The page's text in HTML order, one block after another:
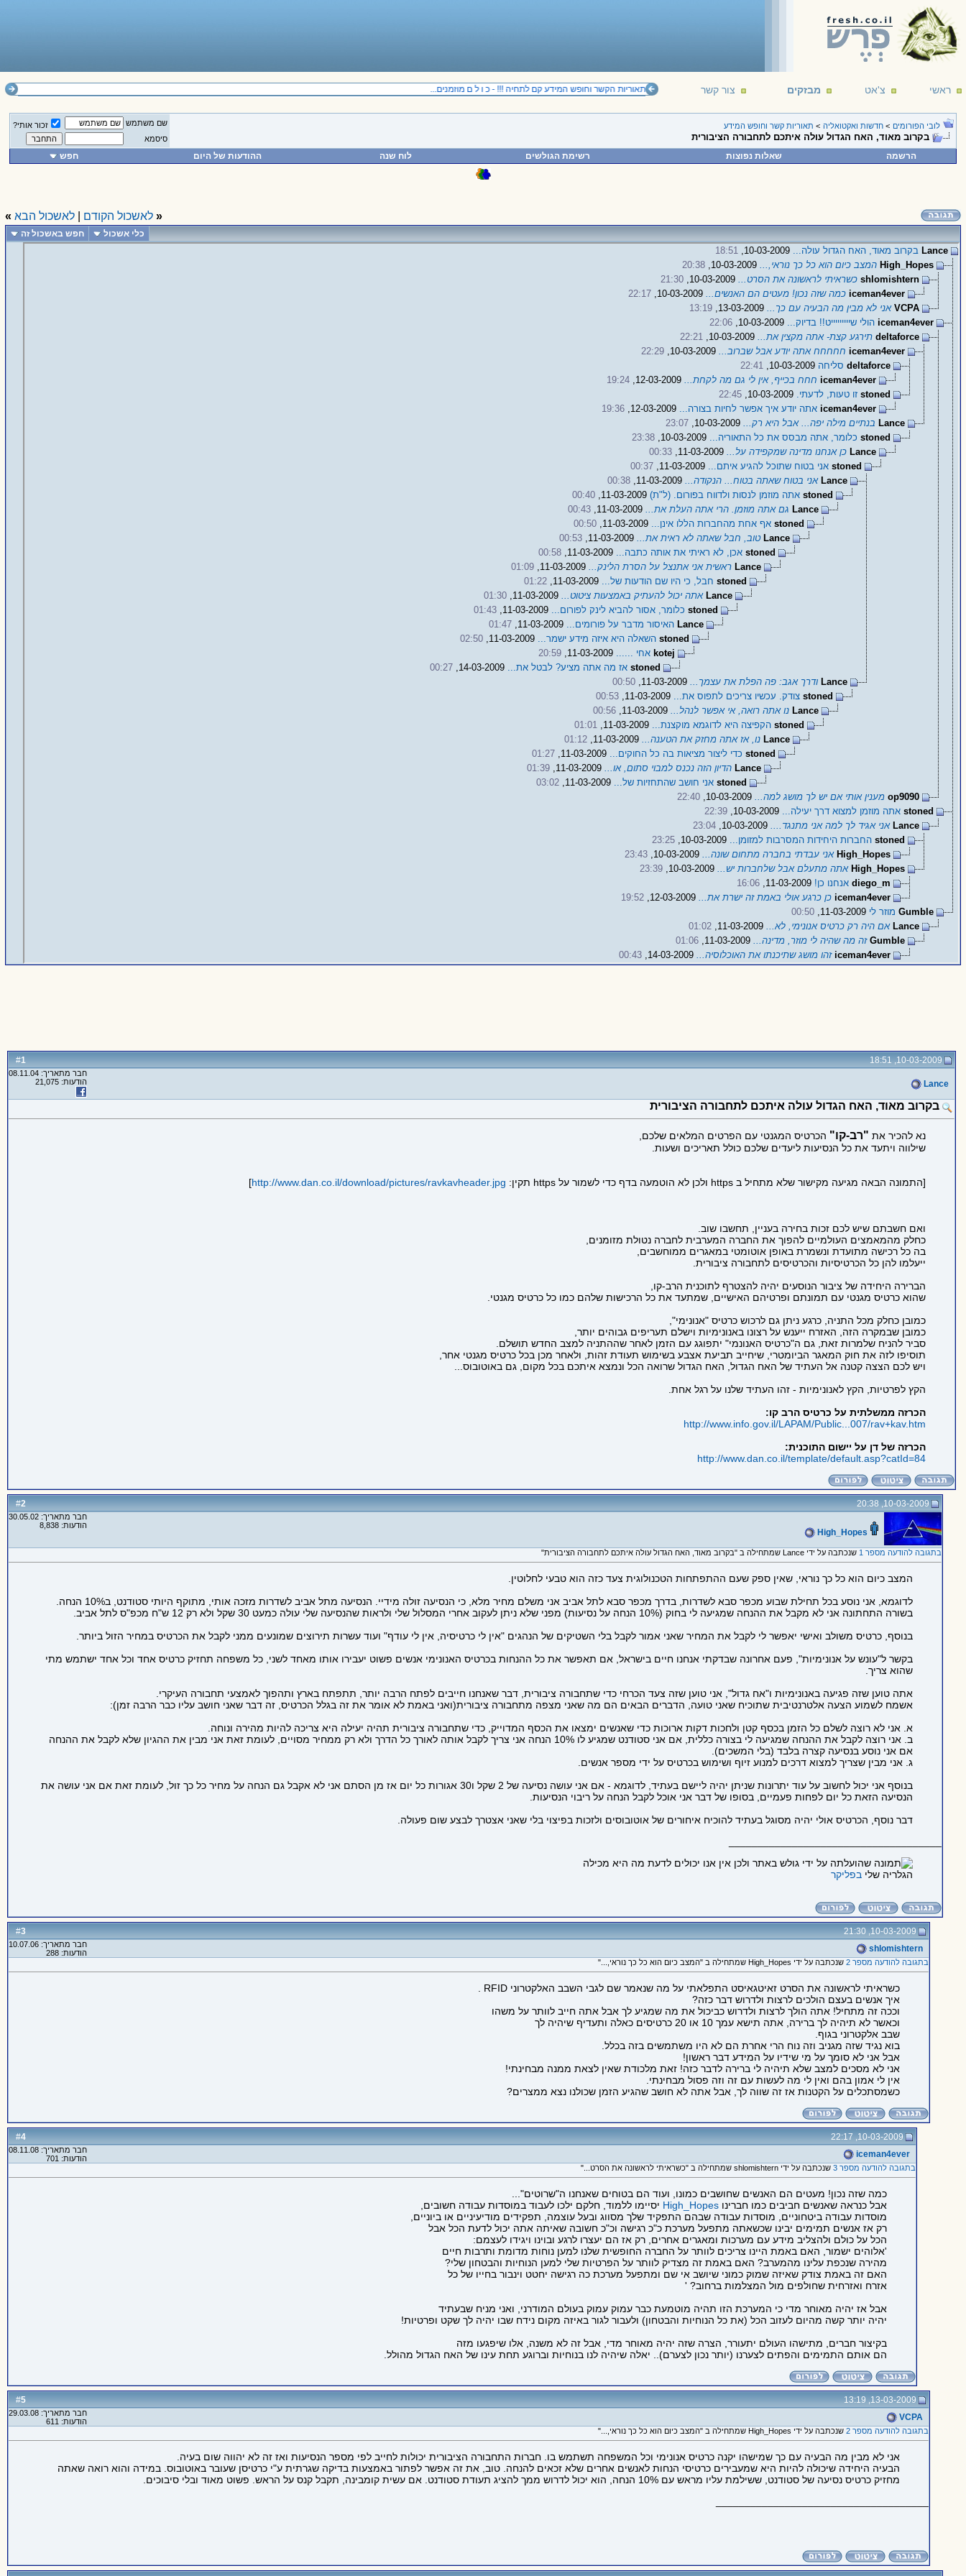
ראשי צ'אט מבזקים צור קשר פורום תאוריות הקשר וחופש המידע קם לתחיה !!! - כ ו ל ם מוזמנים...
לובי הפורומים > חדשות ואקטואליה > תאוריות קשר וחופש המידע
בקרוב מאוד, האח הגדול עולה איתכם לתחבורה הציבורית
שם משתמש
זכור אותי?
סיסמא
הרשמה שאלות נפוצות רשימת הגולשים לוח שנה ההודעות של היום חפש
« לאשכול הקודם לאשכול הבא »
כלי אשכול חפש באשכול זה
Lance בקרוב מאוד, האח הגדול עולה...
18:51
High_Hopes המצב כיום הוא כל כך נוראי,...10-03-2009,
20:38
shlomishtern כשראיתי לראשונה את הסרט...10-03-2009,
21:30
iceman4ever כמה שזה נכון! מעטים הם האנשים...10-03-2009,
22:17
VCPA אני לא מבין מה הבעיה עם כך...13-03-2009,
13:19
iceman4ever הולי שיייייייייט!! בדיוק...
22:06
deltaforce תירגע קצת- אתה מקצין את...10-03-2009,
22:21
iceman4ever חחחחח אתה יודע אבל שברוב...10-03-2009,
22:29
deltaforce סליחה
22:41
iceman4ever חחח בכייף, אין לי גם מה לקחת...12-03-2009,
19:24
stoned זו טעות, לדעתי.
22:45
iceman4ever אתה יודע איך אפשר לחיות בצורה...
19:36
Lance בנתיים מילה יפה... אבל היא רק...10-03-2009,
23:07
stoned כלומר, אתה מבסס את כל התאוריה...
23:38
Lance כן אנחנו מדינה שמקפידה על...11-03-2009,
00:33
stoned אני בטוח שתוכל להגיע איתם...
00:37
Lance אני בטוח שאתה בטוח... הנקודה...11-03-2009,
00:38
stoned אתה מוזמן לנסות ולדווח בפורום. (ל"ת)11-03-2009,
00:40
Lance גם אתה מוזמן. הרי אתה העלת את...11-03-2009,
00:43
stoned אף אחת מהחברות הללו אינן...
00:50
Lance טוב, חבל שאתה לא ראית את...11-03-2009,
00:53
stoned אכן, לא ראיתי את אותה כתבה...
00:58
Lance ראשית אני אתנצל על הסרת הלינק...11-03-2009,
01:09
stoned חבל, כי היו שם הודעות של...
01:22
Lance אתה יכול להעתיק באמצעות ציטוט...11-03-2009,
01:30
stoned כלומר, אסור להביא לינק לפורום...
01:43
Lance האיסור מדבר על פורומים...
01:47
stoned השאלה היא איזה מידע ישמר...
02:50
kotej אחי ......
20:59
stoned אז מה אתה מציע? לבטל את...
00:27
Lance ודרך אגב: פה הפלת את עצמך...11-03-2009,
00:50
stoned צודק. עכשיו צריכים לתפוס את...
00:53
Lance נו אתה רואה, אי אפשר לנהל...11-03-2009,
00:56
stoned הקפיצה היא לדוגמא מוקצנת...
01:01
Lance נו, אז אתה מחזק את הטענה...11-03-2009,
01:12
stoned כדי ליצור מציאות בה כל החוקים...
01:27
Lance הדיון הזה נכנס למבוי סתום, או...11-03-2009,
01:39
stoned אני חושב שהתחזיות של...
03:02
op9090 מענין אותי אם יש לך מושג למה...10-03-2009,
22:40
stoned אתה מוזמן למצוא דרך יעילה...
22:39
Lance אני אגיד לך למה אני מתנגד....10-03-2009,
23:04
stoned החברות היחידות המסרבות למזומן...
23:25
High_Hopes אני עבדתי בחברה מתחום שונה...10-03-2009,
23:43
High_Hopes אתה מתעלם אבל שלחברות יש...10-03-2009,
23:39
diego_m אנחנו כן!
16:06
iceman4ever כן כרגע אולי באמת זה ישרת את...12-03-2009,
19:52
Gumble מוזר לי
00:50
Lance אם היה רק כרטיס אנונימי, לא...11-03-2009,
01:02
Gumble זה מה שהיה לי מוזר, מדינה...11-03-2009,
01:06
iceman4ever זהו מושג שתיכנתו את האוכלוסיה...14-03-2009,
00:43
#
1 10-03-2009, 18:51
Lance
חבר מתאריך: 08.11.04
הודעות: 21,075
בקרוב מאוד, האח הגדול עולה איתכם לתחבורה הציבורית
נא להכיר את "רב-קו" הכרטיס המגנטי עם הפרטים המלאים שלכם,
שילווה ויתעד את כל הנסיעות ליעדים שלכם כולל תאריכים ושעות.
[התמונה הבאה מגיעה מקישור שלא מתחיל ב https ולכן לא הוטמעה בדף כדי לשמור על https תקין: http://www.dan.co.il/download/pictures/ravkavheader.jpg
]
ואם חשבתם שיש לכם זכות בחירה בעניין, תחשבו שוב.
כחלק מהמאמצים העולמיים להפוך את החברה המערבית לחברה נטולת מזומנים,
בה כל רכישה מתועדת ונשמרת באופן אוטומטי במאגרים ממוחשבים,
ייעלמו להן כל הכרטיסיות והכרטיסים לתחבורה ציבורית.
הברירה היחידה של ציבור הנוסעים יהיה להצטרף לתוכנית הרב-קו,
שהוא כרטיס מגנטי עם תמונתם ופרטיהם האישיים, שמתעד את כל הרכישות שלהם כמו כל כרטיס מגנטי.
כמובן כחלק מכל התניה, כרגע ניתן גם לרכוש כרטיס "אנונימי",
כמובן שבמקרה הזה, האזרח ייענש על רצונו באנונימיות וישלם תעריפים גבוהים יותר,
סביר להניח שלמרות זאת, גם ה"כרטיס האנונמי" יתפוגג עם הזמן לאחר שההתניה למצב החדש תושלם.
תוסיפו לזה את חוק המאגר הביומטרי, שיחייב תביעת אצבע בשימוש תעודת זהות, ולאחר מכן בכל כרטיס מגנטי אחר,
ויש לכם הצצה קטנה אל העתיד של האח הגדול, האח הגדול שרואה הכל ונמצא איתכם בכל מקום, גם באוטובוס...
הקץ לפרטיות, הקץ לאנונימיות - זהו העתיד שלנו על רגל אחת.
הכרזה ממשלתית על כרטיס הרב קו:
http://www.info.gov.il/LAPAM/Public...007/rav+kav.htm
הכרזה של דן על יישום התוכנית:
http://www.dan.co.il/template/default.asp?catId=84
#
2 10-03-2009, 20:38
High_Hopes
חבר מתאריך: 30.05.02
הודעות: 8,838
בתגובה להודעה מספר 1 שנכתבה על ידי Lance שמתחילה ב "בקרוב מאוד, האח הגדול עולה איתכם לתחבורה הציבורית"
המצב כיום הוא כל כך נוראי, שאין ספק שעם ההתפתחות הטכנולוגית צעד כזה הוא טבעי לחלוטין.
לדוגמא, אני נוסע בכל תחילת שבוע מכפר סבא לשדרות, בדרך מכפר סבא לתל אביב אני משלם מחיר מלא, כי הנסיעה זולה מידיי. הנסיעה מתל אביב לשדרות מזכה אותי, מתוקף היותי סטודנט, ב10% הנחה.
בשורה התחתונה אני לא מקבל את ההנחה שמגיעה לי בחוק (10% הנחה על נסיעות) מפני שלא ניתן לעקוב אחרי המסלול שלי ולראות שהנסיעה שלי עולה כמעט 30 שקל ולא רק 12 ש"ח מכפ"ס לתל אביב.
בנוסף, כרטיס משולב ואישי יאפשר לי לקבל את המחיר שאני אמור לקבל בלי השטיקים של הנהגים "אין לי כרטיסיה, אין לי עודף" ועוד עשרות תירוצים שמונעים ממני לקבל את הכרטיס במחיר הזול ביותר.
בקשר ל"עונש על אנונימיות", פעם אחרונה שבדקתי אנחנו חיים בישראל, אם תאפשר את כל ההנחות בכרטיס האנונימי אנשים פשוט יעבירו אותו מאחד לשני, כל משפחה תחזיק כרטיס אחד וכל אחד ישתמש מתי
שהוא צריך.
אתה טוען שזה פגיעה באנונימיות ו"אח גדול", אני טוען שזה צעד הכרחי כדי שתחבורה ציבורית, דבר שאנחנו חייבים לפתח הרבה יותר, תתפתח בארץ ותהפוך לאמצעי תחבורה העיקרי.
אשמח לשמוע הצעה אלטרנטיבית שתוכיח שאני טועה, הדברים הבאים הם מה שאני מצפה מתחבורה ציבורית(ואני באמת לא אומר את זה בגלל הכרטיס, זה דבר שאני חושב עליו כבר הרבה זמן):
א. אני לא רוצה לשלם כל הזמן בכסף קטן ולחכות דקות ארוכות כדי שאנשים ימצאו את הכסף המדוייק, כדי שתחבורה ציבורית תהיה יעילה היא צריכה להיות מהירה ונוחה.
ב. אני רוצה לקבל את ההנחה שמגיעה לי בצורה כללית, אם אני סטודנט שמגיע לו 10% הנחה אני צריך לקבל אותה לאורך כל הדרך ולא רק ממחיר מסויים, לעומת זאת אני מבין את ההגיון שלא לקבל את ההנחה
אם אני נוסע בנסיעה קצרה בלבד (בלי המשכים).
ג. אני מבין שצריך למצוא דרכים למנוע זיוף ושימוש בכרטיס על ידי מספר אנשים.
בנוסף אני יכול לחשוב על עוד יתרונות שניתן יהיה ליישם בעתיד, לדוגמא - אם אני עושה נסיעה של 2 שקל ו30 אגורות כל יום אז מן הסתם אני לא אקבל גם הנחה על מחיר כל כך זול, לעומת זאת אם אני עושה את
הנסיעה הזאת כל יום לפחות פעמיים, בסופו של דבר אני אוכל לקבל הנחה על ריבוי הנסיעות.
דבר נוסף, הכרטיס אולי יהיה מסוגל בעתיד להוכיח איחורים של אוטובוסים ולזכות בפיצוי בלי שאני אצטרך לבצע שום פעולה.
הגלריה שלי בפליקר
#
3
10-03-2009, 21:30
shlomishtern
חבר מתאריך: 10.07.06
הודעות: 288
בתגובה להודעה מספר 2
שנכתבה על ידי High_Hopes שמתחילה ב "המצב כיום הוא כל כך נוראי,..."
כשראיתי לראשונה את הסרט זאיטגאיסט התפלאתי על מה שנאמר שם לגבי השבב האלקטרוני RFID .
איך אנשים בעצם הולכים לרצות ולדרוש דבר כזה?
וככה זה מתחיל! אתה הולך לרצות ולדרוש כביכול את מה שמגיע לך אבל אתה חייב לוותר על משהו
וכאשר לא תיהיה לך ברירה, אתה תישא עמך 10 או 20 כרטיסים כאלה ותעדיף שיהיה לך
שבב אלקטרוני בגוף.
בוא נגיד שזה מגניב וזה נוח הרי אחרת הם לא היו משתמשים בזה בכלל.
אבל אני לא סומך על מי שידיו על המידע דבר ראשון!
אני לא מסכים למצב שלא תיהיה לי ברירה לדבר כזה! זאת מלכודת שאין לצאת ממנה מבחינתי!
אין לי אמון בהם ואין לי מה לעשות עם זה וזה פסול מבחינתי.
כשמסתכלים על הקטנות אז זה שווה לך, אבל אתה לא חושב שהגיע הזמן שכולנו נצא ממצרים?
#
4
10-03-2009, 22:17
iceman4ever
חבר מתאריך: 08.11.08
הודעות: 701
בתגובה להודעה מספר 3
שנכתבה על ידי shlomishtern שמתחילה ב "כשראיתי לראשונה את הסרט..."
כמה שזה נכון! מעטים הם האנשים שחושבים כמונו, ועוד הם בטוחים שאנחנו ה"שרוטים"...
אבל כנראה שאנשים חביבים כמו חברינו High_Hopes יסיימו ללמוד, חלקם ילכו לעבוד במוסדות עבודה חשובים,
מוסדות עבודה ביטחוניים, מוסדות עבודה שבהם התפקיד שלך מסווג ובעל עוצמה, תפקידים מודיעיניים או ביוניים,
רק אז אנשים תמימים יבינו שכשאתה מתפעל מערכת כ"כ רגישה וכ"כ חשובה שאיתה אתה יכול לדעת הכל אבל
הכל על כולם ולהצליב מידע עם מערכות ומאגרים אחרים, רק אז הם יעצרו לרגע ובוינו ויגידו לעצמם:
'אלוהים ישמור, האם באמת היינו צריכים לוותר על החברה החופשית שלנו למען נוחות מדומת ותרבות חיים
מהירה שנכפת עלינו מהמערב? האם באמת זה מצדיק לוותר על הפרטיות שלי למען הנוחיות והבטחון שלי?
האם זה באמת צודק שאיזה שמוק כמוני שיושב אי שם ומתפעל מערכת כה רגישה יחטט וינבור בחייו של כל
אזרח ואזרחית שחולפים מול המצלמות ברחוב? '
אבל אז יהיה מאוחר מדי כי המערכת הזו תהיה מוטמעת כבר עמוק עמוק בעולם המודרני, ואני מניח שבעתיד
יהיה יותר קשה מהיום לעזוב הכל (את כל הנוחיות והבטחון) ולעבור לגור באיזה מקום נידח שבו יהיה לך שקט ופרטיות!
בקיצור חברים, מתישהו העולם יתעורר, הצרה שזה יהיה מאוחר מדי, אבל זה לא משנה, אלו שיפגעו מזה
הם אותם התמימים והפתים לצערנו (יותר נכון לצערם).. יאלה שיהיה לנו בנוחיות וברוגע תחת עינו של האח הגדול מהולל.
#
5
13-03-2009, 13:19
VCPA
חבר מתאריך: 29.03.08
הודעות: 611
בתגובה להודעה מספר 2
שנכתבה על ידי High_Hopes שמתחילה ב "המצב כיום הוא כל כך נוראי,..."
אני לא מבין מה הבעיה עם כך שמישהו יקנה כרטיס אנונימי וכל המשפחה תשתמש בו. חברות התחבורה הציבורית יכולות לחייב לפי מספר הנסיעות ואז זה לא יהווה שום בעיה.
הבעיה היחידה שיכולה להיות היא שמעבירים כרטיסי הנחות לאנשים אחרים שלא זכאים להנחה. טוב, את זה אפשר לפתור באמצעות בדיקה שגרתית ע"י כרטיסן שעובר באוטובוס. במידה והוא רואה שאתה
מחזיק כרטיס נסיעה של סטודנט, ששילמת עליו מראש עם 10% הנחה, הוא יכול לדרוש ממך להציג תעודת סטודנט. אם עשית קומבינה, תקבל קנס על הראש. פשוט מאוד ובלי סיבוכים.